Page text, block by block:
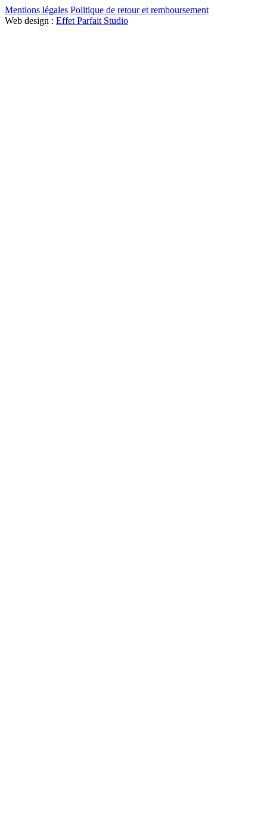
Mentions légales Politique de retour et remboursement
Web design : Effet Parfait Studio